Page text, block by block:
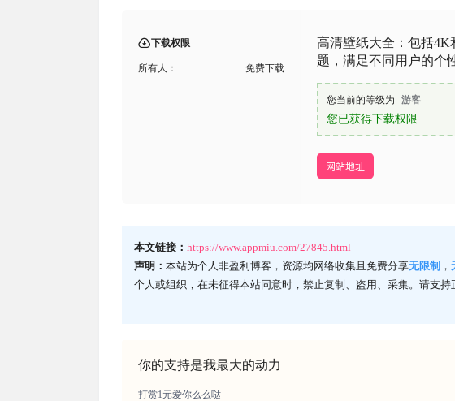
下载权限
所有人： 免费下载
高清壁纸大全：包括
题，满足不同用户的个
您当前的等级为 游客
您已获得下载权限
网站地址
本文链接： https://www.appmiu.com/27845.html
声明： 本站为个人非盈利博客，资源均网络收集且免费分享无限制 ，
个人或组织，在未征得本站同意时，禁止复制、盗用、采集。请支
你的支持是我最大的动力
打赏1元爱你么么哒